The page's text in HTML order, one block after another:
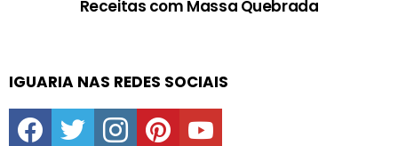
Receitas com Massa Quebrada
IGUARIA NAS REDES SOCIAIS
facebooktwitter instagrampinterestyoutube